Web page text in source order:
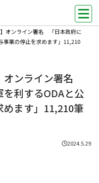
オンライン署名 「日本政府に
事業の停止を求めます」11,210
オンライン署名
を利するODAと公
ます」11,210筆
2024.5.29